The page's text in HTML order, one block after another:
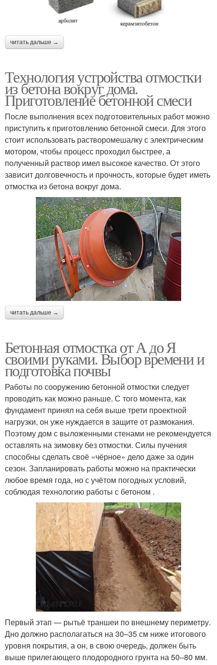
читать дальше →
Технология устройства отмостки
из бетона вокруг дома.
Приготовление бетонной смеси
После выполнения всех подготовительных работ можно
приступить к приготовлению бетонной смеси. Для этого
стоит использовать растворомешалку с электрическим
мотором, чтобы процесс проходил быстрее, а
полученный раствор имел высокое качество. От этого
зависит долговечность и прочность, которые будет иметь
отмостка из бетона вокруг дома.
читать дальше →
Бетонная отмостка от А до Я
своими руками. Выбор времени и
подготовка почвы
Работы по сооружению бетонной отмостки следует
проводить как можно раньше. С того момента, как
фундамент принял на себя выше трети проектной
нагрузки, он уже нуждается в защите от размокания.
Поэтому дом с выложенными стенами не рекомендуется
оставлять на зимовку без отмостки. Силы пучения
способны сделать своё «чёрное» дело даже за один
сезон. Запланировать работы можно на практически
любое время года, но с учётом погодных условий,
соблюдая технологию работы с бетоном .
Первый этап — рытьё траншеи по внешнему периметру.
Дно должно располагаться на 30–35 см ниже итогового
уровня покрытия, а он, в свою очередь, должен быть
выше прилегающего плодородного грунта на 50–80 мм.